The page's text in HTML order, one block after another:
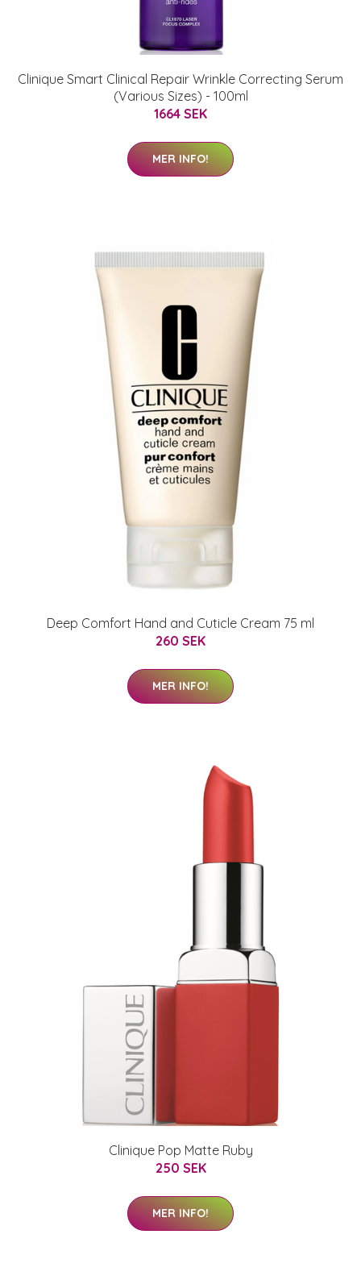
Clinique Smart Clinical Repair Wrinkle Correcting Serum
(Various Sizes) - 100ml
1664 SEK
MER INFO!
Deep Comfort Hand and Cuticle Cream 75 ml
260 SEK
MER INFO!
Clinique Pop Matte Ruby
250 SEK
MER INFO!